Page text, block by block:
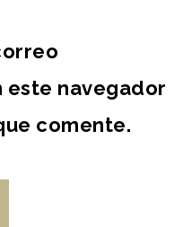
este navegador
comente.